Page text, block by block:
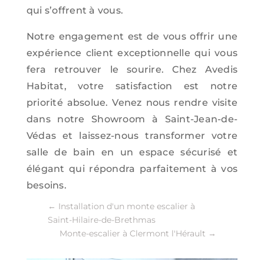
qui s’offrent à vous.
Notre engagement est de vous offrir une
expérience client exceptionnelle qui vous
fera retrouver le sourire. Chez Avedis
Habitat, votre satisfaction est notre
priorité absolue. Venez nous rendre visite
dans notre Showroom à Saint-Jean-de-
Védas et laissez-nous transformer votre
salle de bain en un espace sécurisé et
élégant qui répondra parfaitement à vos
besoins.
← Installation d'un monte escalier à
Saint-Hilaire-de-Brethmas
Monte-escalier à Clermont l'Hérault →